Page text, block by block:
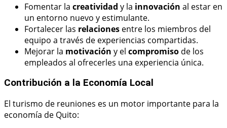
Fomentar la creatividad y la innovación al estar en
un entorno nuevo y estimulante.
Fortalecer las relaciones entre los miembros del
equipo a través de experiencias compartidas.
Mejorar la motivación y el compromiso de los
empleados al ofrecerles una experiencia única.
Contribución a la Economía Local
El turismo de reuniones es un motor importante para la
economía de Quito: